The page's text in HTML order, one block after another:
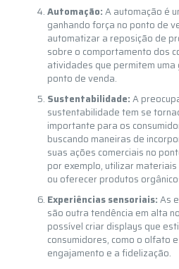
Automação:A automação é
ganhando força no ponto de
automatizar a reposição de
sobre o comportamento dos
atividades que permitem
ponto de venda.
Sustentabilidade:A
sustentabilidade tem se
importante para os
buscando maneiras de
suas ações comerciais no
por exemplo, utilizar
ou oferecer produtos
Experiências sensoriais:As
são outra tendência em alta
possível criar displays que
consumidores, como o olfato
engajamento e a fidelização.